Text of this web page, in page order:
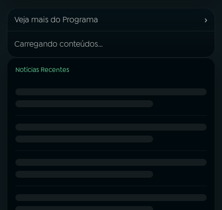
Veja mais do Programa ›
Carregando conteúdos...
Notícias Recentes